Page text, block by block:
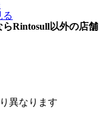
る
Rintosull以外の店舗
異なります